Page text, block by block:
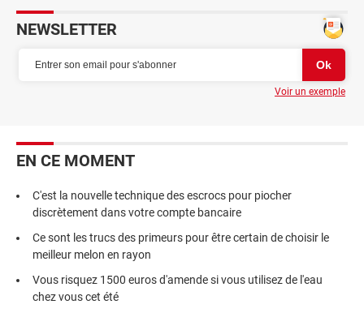
NEWSLETTER
Voir un exemple
EN CE MOMENT
C'est la nouvelle technique des escrocs pour piocher
discrètement dans votre compte bancaire
Ce sont les trucs des primeurs pour être certain de choisir le
meilleur melon en rayon
Vous risquez 1500 euros d'amende si vous utilisez de l'eau
chez vous cet été